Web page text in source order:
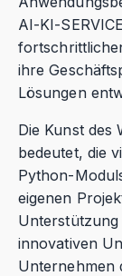
AI-KI-
ihre
Lösungen
Die Kunst des
bedeutet, die
Python-
eigenen
Unterstützung
innovativen
Unternehmen